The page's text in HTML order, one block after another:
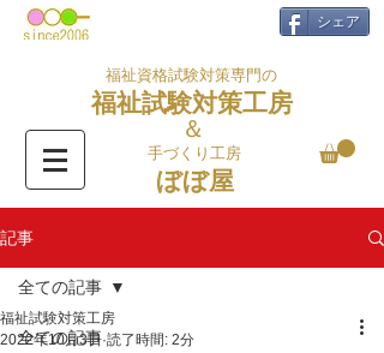
シェア
福祉資格試験対策専門の
福祉試験対策工房
＆
手づくり工房
ぼぼ屋
記事
全ての記事
全ての記事
福祉試験対策工房
2022年10月3日 読了時間: 2分